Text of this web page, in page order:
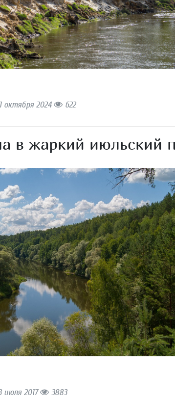
октября 2024 622
в жаркий июльский
июля 2017 3883